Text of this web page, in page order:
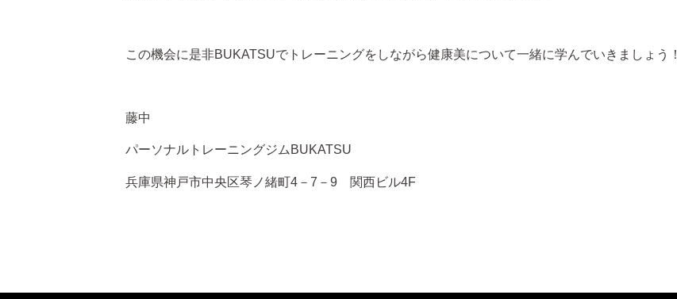
この機会に是非BUKATSUでトレーニングをしながら健康美について一緒に学んでいきましょう！
藤中
パーソナルトレーニングジムBUKATSU
兵庫県神戸市中央区琴ノ緒町4－7－9 関西ビル4F